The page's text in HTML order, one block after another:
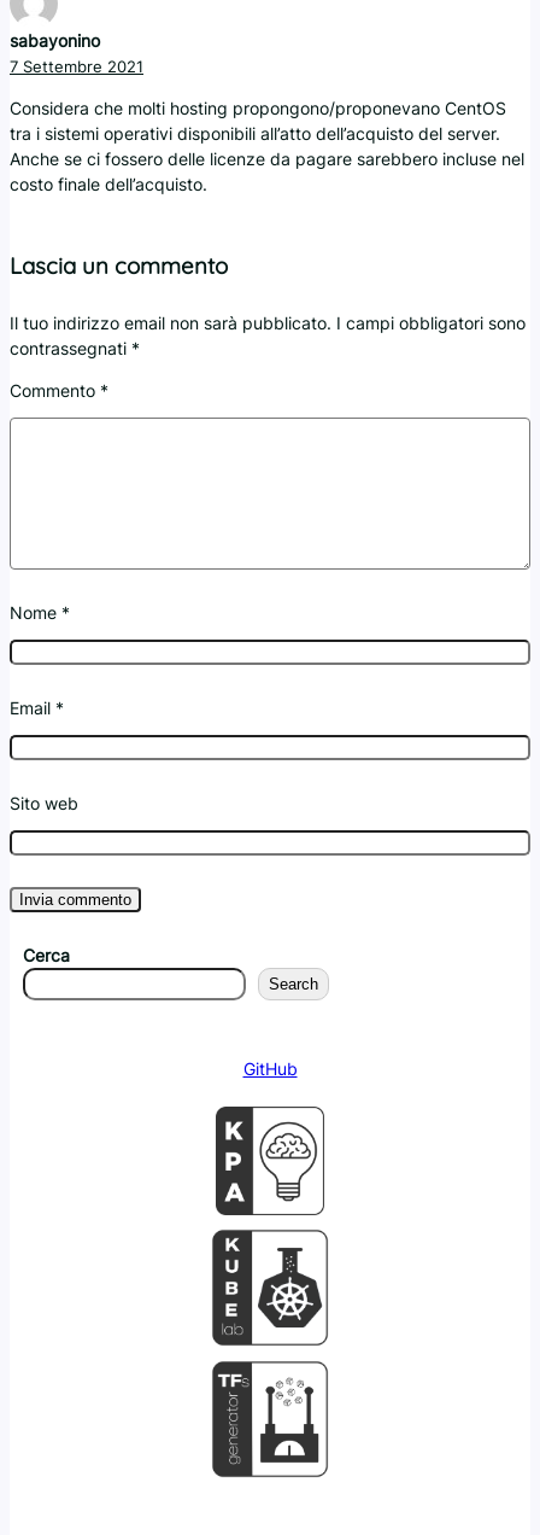
sabayonino
7 Settembre 2021
Considera che molti hosting propongono/proponevano CentOS
tra i sistemi operativi disponibili all’atto dell’acquisto del server.
Anche se ci fossero delle licenze da pagare sarebbero incluse nel
costo finale dell’acquisto.
Lascia un commento
Il tuo indirizzo email non sarà pubblicato. I campi obbligatori sono
contrassegnati *
Commento *
Nome *
Email *
Sito web
Cerca
Search
GitHub